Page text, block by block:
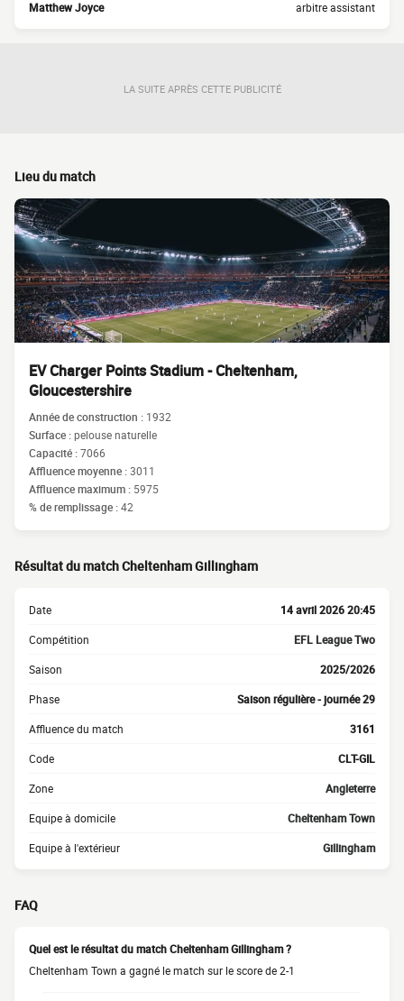
Matthew Joyce arbitre assistant
LA SUITE APRÈS CETTE PUBLICITÉ
Lieu du match
EV Charger Points Stadium - Cheltenham,
Gloucestershire
Année de construction : 1932
Surface :pelouse naturelle
Capacité :7066
Affluence moyenne :3011
Affluence maximum : 5975
% de remplissage :42
Résultat du match Cheltenham Gillingham
Date 14 avril 2026 20:45
Compétition EFL League Two
Saison 2025/2026
Phase Saison régulière - journée 29
Affluence du match 3161
Code CLT-GIL
Zone Angleterre
Equipe à domicile Cheltenham Town
Equipe à l'extérieur Gillingham
FAQ
Quel est le résultat du match Cheltenham Gillingham ?
Cheltenham Town a gagné le match sur le score de 2-1